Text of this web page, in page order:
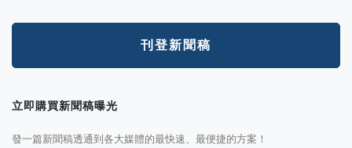
刊登新聞稿
立即購買新聞稿曝光
發一篇新聞稿透通到各大媒體的最快速、最便捷的方案！